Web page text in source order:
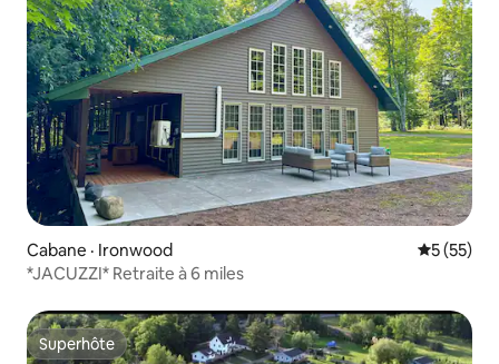
Cabane · Ironwood Note
5 (55)
*JACUZZI* Retraite à 6 miles
Superhôte
Superhôte